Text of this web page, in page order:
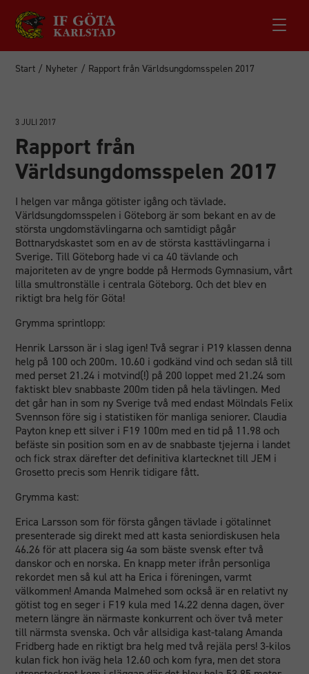
Start / Nyheter / Rapport från Världsungdomsspelen 2017
3 JULI 2017
Rapport från
Världsungdomsspelen 2017
I helgen var många götister igång och tävlade.
Världsungdomsspelen i Göteborg är som bekant en av de
största ungdomstävlingarna och samtidigt pågår
Bottnarydskastet som en av de största kasttävlingarna i
Sverige. Till Göteborg hade vi ca 40 tävlande och
majoriteten av de yngre bodde på Hermods Gymnasium, vårt
lilla smultronställe i centrala Göteborg. Och det blev en
riktigt bra helg för Göta!
Grymma sprintlopp:
Henrik Larsson är i slag igen! Två segrar i P19 klassen denna
helg på 100 och 200m. 10.60 i godkänd vind och sedan slå till
med perset 21.24 i motvind(!) på 200 loppet med 21.24 som
faktiskt blev snabbaste 200m tiden på hela tävlingen. Med
det går han in som ny Sverige två med endast Mölndals Felix
Svennson före sig i statistiken för manliga seniorer. Claudia
Payton knep ett silver i F19 100m med en tid på 11.98 och
befäste sin position som en av de snabbaste tjejerna i landet
och fick strax därefter det definitiva klartecknet till JEM i
Grosetto precis som Henrik tidigare fått.
Grymma kast:
Erica Larsson som för första gången tävlade i götalinnet
presenterade sig direkt med att kasta seniordiskusen hela
46.26 för att placera sig 4a som bäste svensk efter två
danskor och en norska. En knapp meter ifrån personliga
rekordet men så kul att ha Erica i föreningen, varmt
välkommen! Amanda Malmehed som också är en relativt ny
götist tog en seger i F19 kula med 14.22 denna dagen, över
metern längre än närmaste konkurrent och över två meter
till närmsta svenska. Och vår allsidiga kast-talang Amanda
Fridberg hade en riktigt bra helg med två rejäla pers! 3-kilos
kulan fick hon iväg hela 12.60 och kom fyra, men det stora